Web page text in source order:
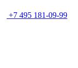
+7 495 181-09-99